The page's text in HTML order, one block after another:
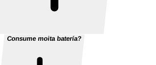
Consume moita batería?